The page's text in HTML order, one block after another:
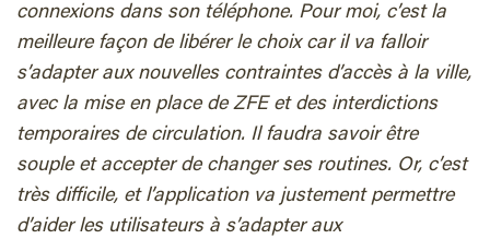
connexions dans son téléphone. Pour moi, c’est la
meilleure façon de libérer le choix car il va falloir
s’adapter aux nouvelles contraintes d’accès à la ville,
avec la mise en place de ZFE et des interdictions
temporaires de circulation. Il faudra savoir être
souple et accepter de changer ses routines. Or, c’est
très difficile, et l’application va justement permettre
d’aider les utilisateurs à s’adapter aux